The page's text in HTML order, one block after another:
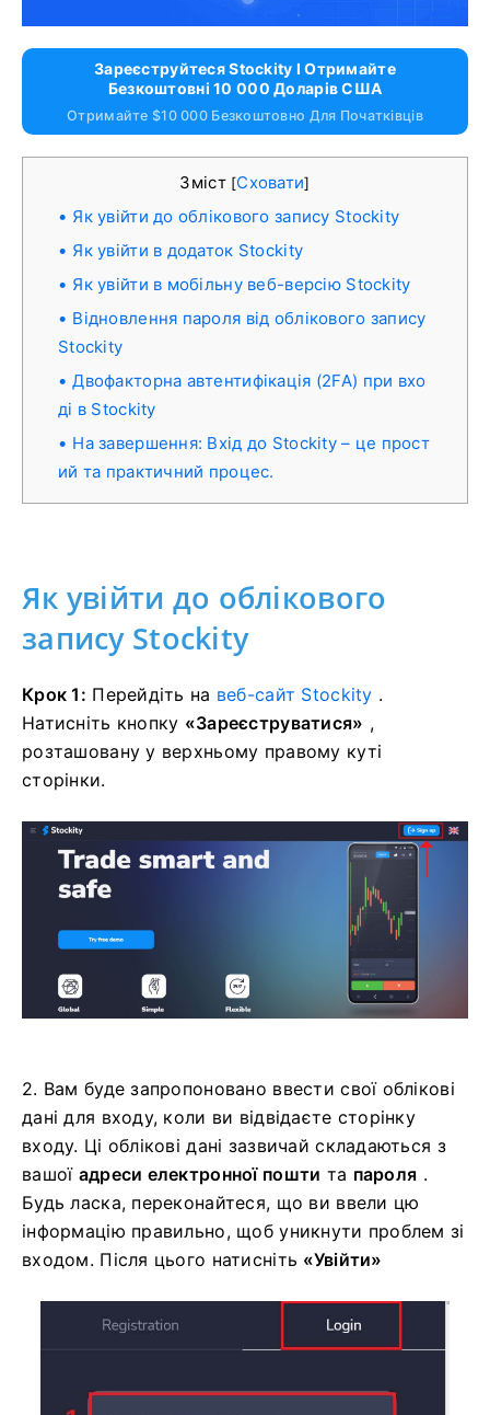
Зареєструйтеся Stockity І Отримайте
Безкоштовні 10 000 Доларів США
Отримайте $10 000 Безкоштовно Для Початківців
Зміст [Сховати]
Як увійти до облікового запису Stockity
Як увійти в додаток Stockity
Як увійти в мобільну веб-версію Stockity
Відновлення пароля від облікового запису
Stockity
Двофакторна автентифікація (2FA) при вхо
ді в Stockity
На завершення: Вхід до Stockity – це прост
ий та практичний процес.
Як увійти до облікового
запису Stockity
Крок 1: Перейдіть на веб-сайт Stockity .
Натисніть кнопку «Зареєструватися» ,
розташовану у верхньому правому куті
сторінки.
2. Вам буде запропоновано ввести свої облікові
дані для входу, коли ви відвідаєте сторінку
входу. Ці облікові дані зазвичай складаються з
вашої адреси електронної пошти та пароля .
Будь ласка, переконайтеся, що ви ввели цю
інформацію правильно, щоб уникнути проблем зі
входом. Після цього натисніть «Увійти»